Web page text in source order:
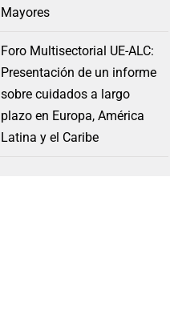
Mayores
Foro Multisectorial UE-ALC:
Presentación de un informe
sobre cuidados a largo
plazo en Europa, América
Latina y el Caribe